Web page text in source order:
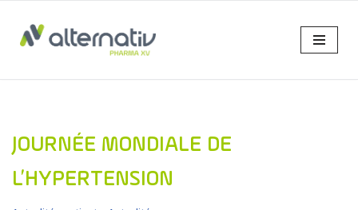
Aller
contenu
JOURNÉE MONDIALE DE
L’HYPERTENSION